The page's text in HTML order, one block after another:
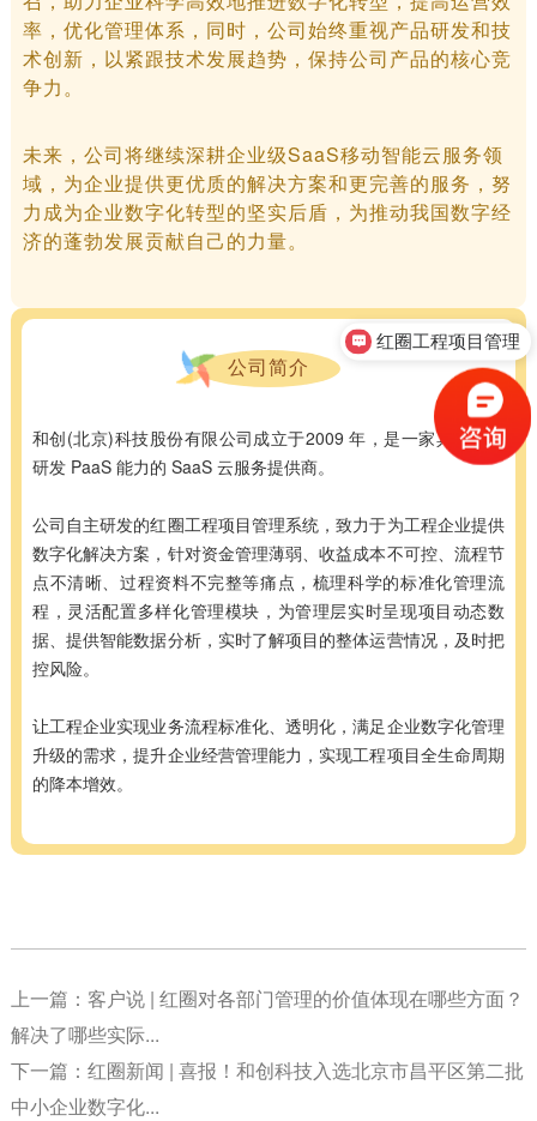
率，优化管理体系，同时，公司始终重视产品研发和技
术创新，以紧跟技术发展趋势，保持公司产品的核心竞
争力。
未来，公司将继续深耕企业级SaaS移动智能云服务领
域，为企业提供更优质的解决方案和更完善的服务，努
力成为企业数字化转型的坚实后盾，为推动我国数字经
济的蓬勃发展贡献自己的力量。
公司简介
和创(北京)科技股份有限公司成立于2009 年，是一家具备自主
研发 PaaS 能力的 SaaS 云服务提供商。
公司自主研发的红圈工程项目管理系统，致力于为工程企业提供
数字化解决方案，针对资金管理薄弱、收益成本不可控、流程节
点不清晰、过程资料不完整等痛点，梳理科学的标准化管理流
程，灵活配置多样化管理模块，为管理层实时呈现项目动态数
据、提供智能数据分析，实时了解项目的整体运营情况，及时把
控风险。
让工程企业实现业务流程标准化、透明化，满足企业数字化管理
升级的需求，提升企业经营管理能力，实现工程项目全生命周期
的降本增效。
上一篇： 客户说 | 红圈对各部门管理的价值体现在哪些方面？
解决了哪些实际...
下一篇： 红圈新闻 | 喜报！和创科技入选北京市昌平区第二批
中小企业数字化...
红圈工程项目管理